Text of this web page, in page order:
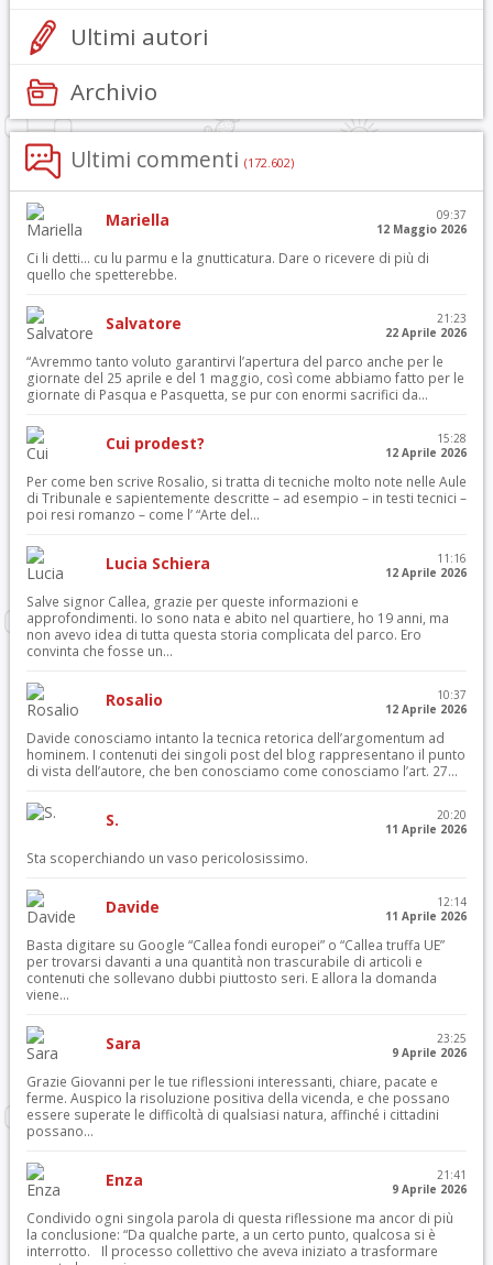
Ultimi autori
Archivio
Ultimi commenti (172.602)
Mariella
09:37
12 Maggio 2026
Ci li detti… cu lu parmu e la gnutticatura. Dare o ricevere di più di
quello che spetterebbe.
Salvatore
21:23
22 Aprile 2026
“Avremmo tanto voluto garantirvi l’apertura del parco anche per le
giornate del 25 aprile e del 1 maggio, così come abbiamo fatto per le
giornate di Pasqua e Pasquetta, se pur con enormi sacrifici da...
Cui prodest?
15:28
12 Aprile 2026
Per come ben scrive Rosalio, si tratta di tecniche molto note nelle Aule
di Tribunale e sapientemente descritte – ad esempio – in testi tecnici –
poi resi romanzo – come l’ “Arte del...
Lucia Schiera
11:16
12 Aprile 2026
Salve signor Callea, grazie per queste informazioni e
approfondimenti. Io sono nata e abito nel quartiere, ho 19 anni, ma
non avevo idea di tutta questa storia complicata del parco. Ero
convinta che fosse un...
Rosalio
10:37
12 Aprile 2026
Davide conosciamo intanto la tecnica retorica dell’argomentum ad
hominem. I contenuti dei singoli post del blog rappresentano il punto
di vista dell’autore, che ben conosciamo come conosciamo l’art. 27...
S.
20:20
11 Aprile 2026
Sta scoperchiando un vaso pericolosissimo.
Davide
12:14
11 Aprile 2026
Basta digitare su Google “Callea fondi europei” o “Callea truffa UE”
per trovarsi davanti a una quantità non trascurabile di articoli e
contenuti che sollevano dubbi piuttosto seri. E allora la domanda
viene...
Sara
23:25
9 Aprile 2026
Grazie Giovanni per le tue riflessioni interessanti, chiare, pacate e
ferme. Auspico la risoluzione positiva della vicenda, e che possano
essere superate le difficoltà di qualsiasi natura, affinché i cittadini
possano...
Enza
21:41
9 Aprile 2026
Condivido ogni singola parola di questa riflessione ma ancor di più
la conclusione: “Da qualche parte, a un certo punto, qualcosa si è
interrotto. Il processo collettivo che aveva iniziato a trasformare